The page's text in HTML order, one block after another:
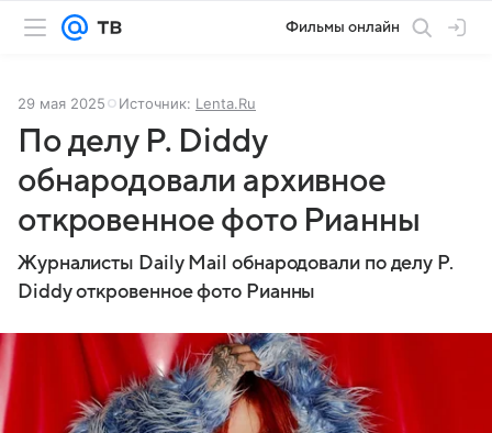
Фильмы онлайн
29 мая 2025 Источник: Lenta.Ru
По делу P. Diddy
обнародовали архивное
откровенное фото Рианны
Журналисты Daily Mail обнародовали по делу P.
Diddy откровенное фото Рианны